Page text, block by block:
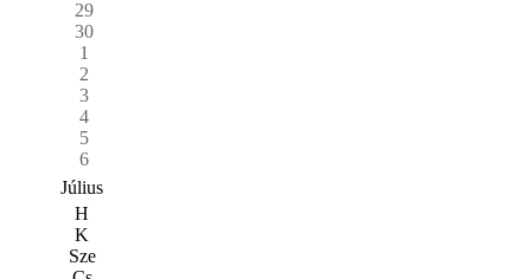
29
30
1
2
3
4
5
6
Július
H
K
Sze